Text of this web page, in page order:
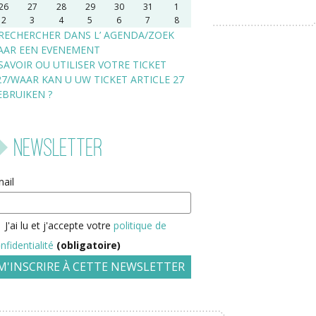
27 28 29 30 31
1
2
3 4 5 6 7 8
DANS L’ AGENDA/ZOEK
EEN EVENEMENT
OU UTILISER VOTRE TICKET
WAAR KAN U UW TICKET ARTICLE 27
?
Newsletter
J'ai lu et j'accepte votre politique de
(obligatoire)